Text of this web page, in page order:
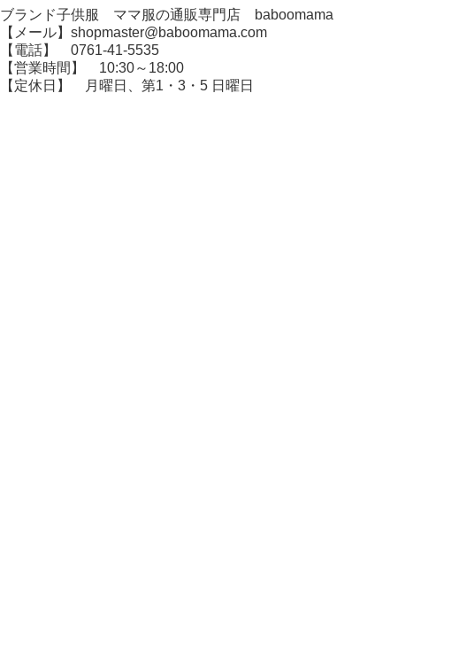
ブランド子供服 ママ服の通販専門店 baboomama
【メール】shopmaster@baboomama.com
【電話】 0761-41-5535
【営業時間】 10:30～18:00
【定休日】 月曜日、第1・3・5 日曜日